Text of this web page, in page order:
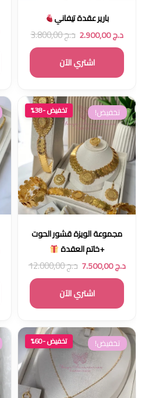
بارير عقدة تيفاني
د.ج2.900,00 د.ج3.800,00
اشتري الآن
تخفيض! تخفيض -38%
مجموعة الويزة قشور الحوت
+خاتم العقدة
د.ج7.500,00 د.ج12.000,00
اشتري الآن
تخفيض! تخفيض -60%